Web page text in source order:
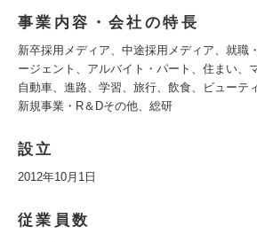
事業内容・会社の特長
新卒採用メディア、中途採用メディア、就職
ージェント、アルバイト・パート、住まい、
自動車、進路、学習、旅行、飲食、ビューテ
新規事業・R＆Dその他、総研
設立
2012年10月1日
従業員数